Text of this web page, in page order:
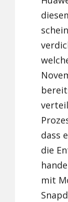
dass
die
mit